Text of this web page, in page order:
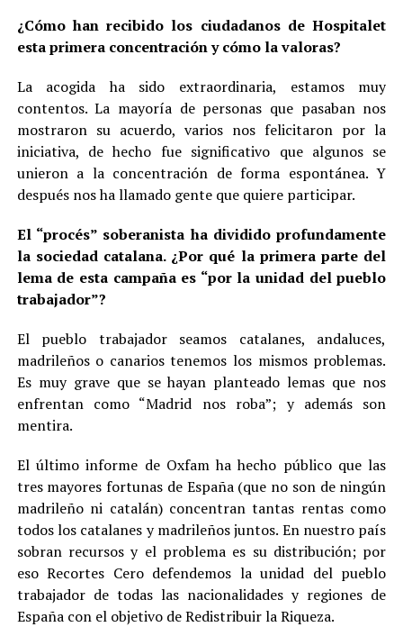
¿Cómo han recibido los ciudadanos de Hospitalet
esta primera concentración y cómo la valoras?
La acogida ha sido extraordinaria, estamos muy
contentos. La mayoría de personas que pasaban nos
mostraron su acuerdo, varios nos felicitaron por la
iniciativa, de hecho fue significativo que algunos se
unieron a la concentración de forma espontánea. Y
después nos ha llamado gente que quiere participar.
El “procés” soberanista ha dividido profundamente
la sociedad catalana. ¿Por qué la primera parte del
lema de esta campaña es “por la unidad del pueblo
trabajador”?
El pueblo trabajador seamos catalanes, andaluces,
madrileños o canarios tenemos los mismos problemas.
Es muy grave que se hayan planteado lemas que nos
enfrentan como “Madrid nos roba”; y además son
mentira.
El último informe de Oxfam ha hecho público que las
tres mayores fortunas de España (que no son de ningún
madrileño ni catalán) concentran tantas rentas como
todos los catalanes y madrileños juntos. En nuestro país
sobran recursos y el problema es su distribución; por
eso Recortes Cero defendemos la unidad del pueblo
trabajador de todas las nacionalidades y regiones de
España con el objetivo de Redistribuir la Riqueza.